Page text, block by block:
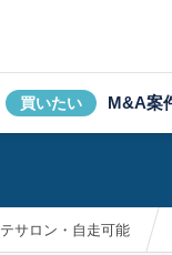
買いたい M&A案
サロン・自走可能